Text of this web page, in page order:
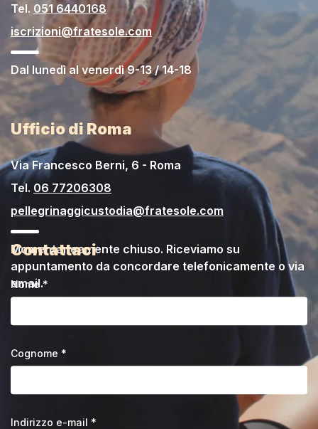
Tel. 051 6440168
iscrizioni@fratesole.com
Dal lunedì al venerdì 9-13 / 14-18
Ufficio di Roma
Via Francesco Berni, 6 - Roma
Tel. 06 77206308
pellegrinaggicustodia@fratesole.com
Momentaneamente chiuso. Riceviamo su
appuntamento da concordare telefonicamente o via
email.
Contattaci
Nome *
Cognome *
Indirizzo e-mail *